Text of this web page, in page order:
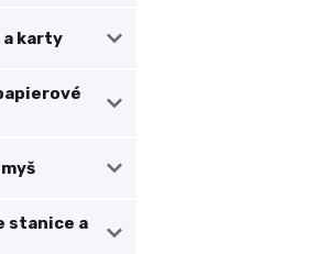
karty
stanice a